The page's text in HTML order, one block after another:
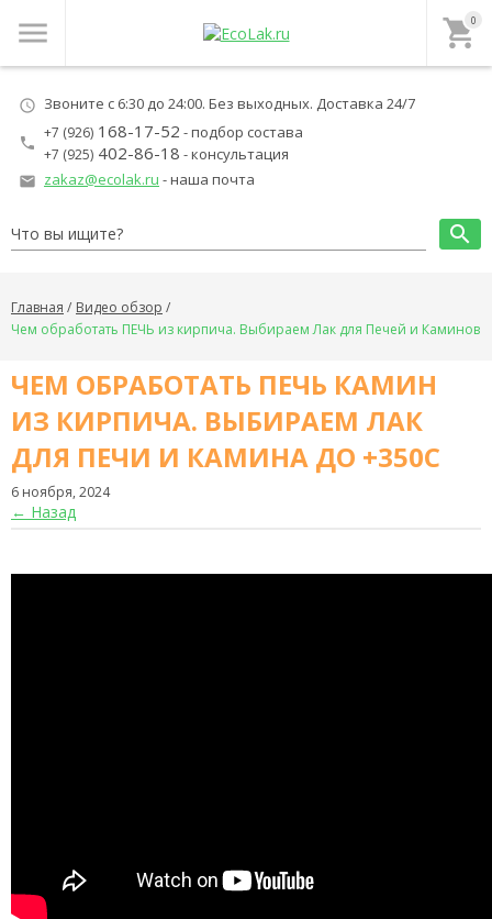
menu local_grocery_store0
schedule Звоните с 6:30 до 24:00. Без выходных. Доставка 24/7
local_phone
+7 (926) 168-17-52 - подбор состава
+7 (925) 402-86-18 - консультация
local_post_office zakaz@ecolak.ru - наша почта
search
Главная
Видео обзор
Чем обработать ПЕЧЬ из кирпича. Выбираем Лак для Печей и Каминов
ЧЕМ ОБРАБОТАТЬ ПЕЧЬ КАМИН
ИЗ КИРПИЧА. ВЫБИРАЕМ ЛАК
ДЛЯ ПЕЧИ И КАМИНА ДО +350С
6 ноября, 2024
← Назад